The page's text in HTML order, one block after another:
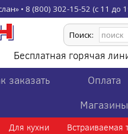
• 8 (800) 302-15-52 (с 11 до
Поиск:
Бесплатная горячая
заказать
Оплата
Магазины
Для кухни Встраиваемая